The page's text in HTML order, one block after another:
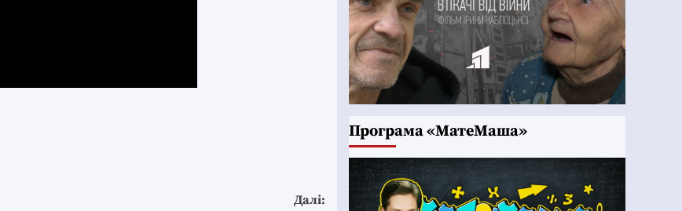
Далі:
Програма «МатеМаша»